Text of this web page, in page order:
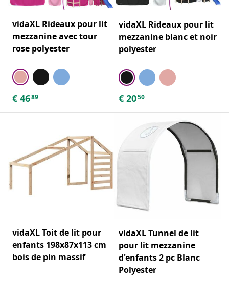
vidaXL Rideaux pour lit
mezzanine avec tour
rose polyester
€ 4689
vidaXL Rideaux pour lit
mezzanine blanc et noir
polyester
€ 2050
vidaXL Toit de lit pour
enfants 198x87x113 cm
bois de pin massif
vidaXL Tunnel de lit
pour lit mezzanine
d'enfants 2 pc Blanc
Polyester